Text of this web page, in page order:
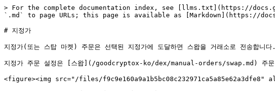
> For the complete documentation index, see [llms.txt](https://
`.md` to page URLs; this page is available as [Markdown](https://
# 지정가
지정가(또는 스탑 마켓) 주문은 선택된 지정가에 도달하면 스왑을 거래소로 전송합니다.
지정가 주문 설정은 [스왑](/goodcryptox-ko/dex/manual-orders/swap.md) 주문
<figure><img src="/files/